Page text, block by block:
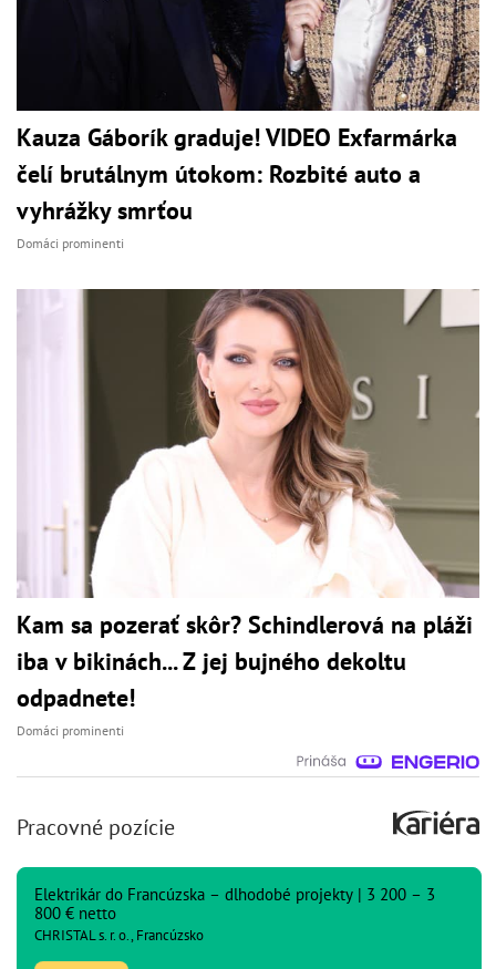
Kauza Gáborík graduje! VIDEO Exfarmárka
čelí brutálnym útokom: Rozbité auto a
vyhrážky smrťou
Domáci prominenti
Kam sa pozerať skôr? Schindlerová na pláži
iba v bikinách... Z jej bujného dekoltu
odpadnete!
Domáci prominenti
Pracovné pozície
Elektrikár do Francúzska – dlhodobé projekty | 3 200 – 3
800 € netto
CHRISTAL s. r. o., Francúzsko